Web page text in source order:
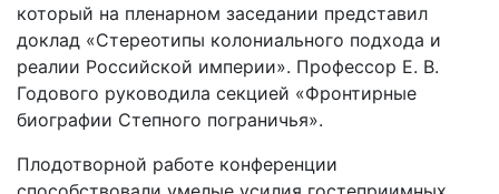
который на пленарном заседании представил
доклад «Стереотипы колониального подхода и
реалии Российской империи». Профессор Е. В.
Годового руководила секцией «Фронтирные
биографии Степного пограничья».
Плодотворной работе конференции